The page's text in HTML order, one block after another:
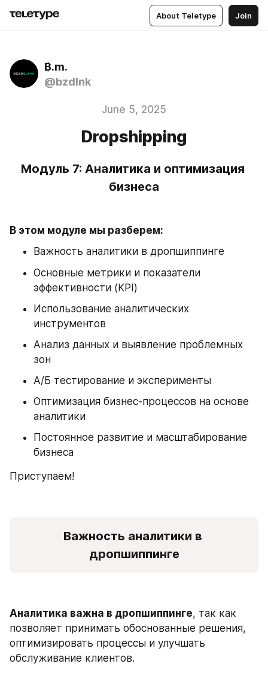
About Teletype Join
₿.m. ㅤ
@bzdlnk
June 5, 2025
Dropshipping
Модуль 7: Аналитика и оптимизация
бизнеса
В этом модуле мы разберем:
Важность аналитики в дропшиппинге
Основные метрики и показатели
эффективности (KPI)
Использование аналитических
инструментов
Анализ данных и выявление проблемных
зон
А/Б тестирование и эксперименты
Оптимизация бизнес-процессов на основе
аналитики
Постоянное развитие и масштабирование
бизнеса
Приступаем!
Важность аналитики в
дропшиппинге
Аналитика важна в дропшиппинге, так как
позволяет принимать обоснованные решения,
оптимизировать процессы и улучшать
обслуживание клиентов.